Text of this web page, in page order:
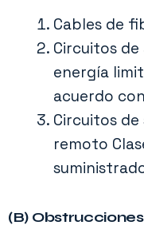
Cables de
Circuitos
energía
acuerdo
Circuitos
remoto
(B) Obstrucciones